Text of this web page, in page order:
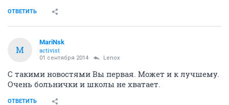
ОТВЕТИТЬ
M
MariNsk
activist
01 сентября 2014 Lenox
С такими новостями Вы первая. Может и к лучшему.
Очень больнички и школы не хватает.
ОТВЕТИТЬ